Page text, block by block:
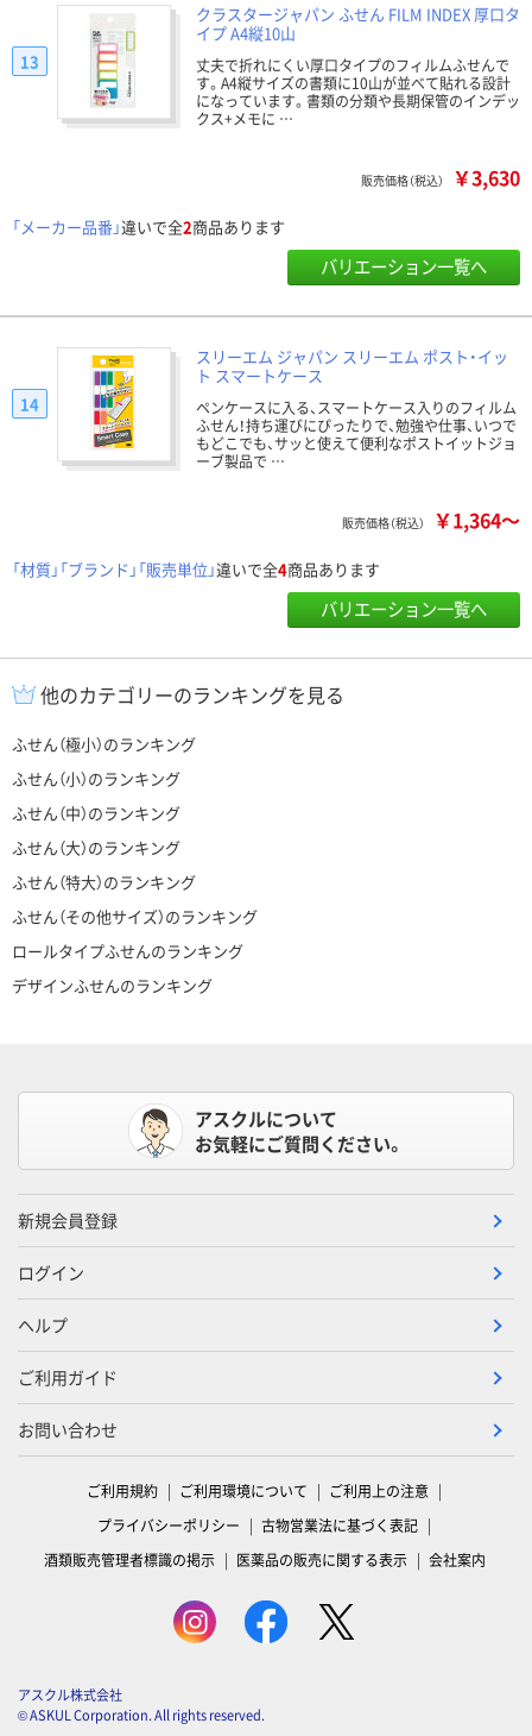
クラスタージャパン ふせん FILM INDEX 厚口タ
イプ A4縦10山
丈夫で折れにくい厚口タイプのフィルムふせんで
す。A4縦サイズの書類に10山が並べて貼れる設計
になっています。書類の分類や長期保管のインデッ
クス+メモに …
13
販売価格（税込） ￥3,630
「メーカー品番」違いで全2商品あります
バリエーション一覧へ
スリーエム ジャパン スリーエム ポスト・イッ
ト スマートケース
ペンケースに入る、スマートケース入りのフィルム
ふせん！持ち運びにぴったりで、勉強や仕事、いつで
もどこでも、サッと使えて便利なポストイットジョ
ーブ製品で …
14
販売価格（税込） ￥1,364～
「材質」「ブランド」「販売単位」違いで全4商品あります
バリエーション一覧へ
他のカテゴリーのランキングを見る
ふせん（極小）のランキング
ふせん（小）のランキング
ふせん（中）のランキング
ふせん（大）のランキング
ふせん（特大）のランキング
ふせん（その他サイズ）のランキング
ロールタイプふせんのランキング
デザインふせんのランキング
アスクルについて
お気軽にご質問ください。
新規会員登録
ログイン
ヘルプ
ご利用ガイド
お問い合わせ
ご利用規約 ご利用環境について
ご利用上の注意
プライバシーポリシー
古物営業法に基づく表記
酒類販売管理者標識の掲示
医薬品の販売に関する表示 会社案内
アスクル株式会社
© ASKUL Corporation. All rights reserved.